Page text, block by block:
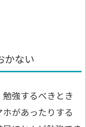
かない
強するべきとき
があったりする